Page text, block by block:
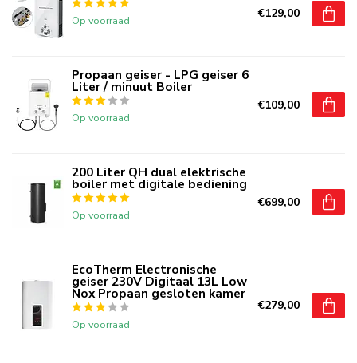
Op voorraad €129,00
Propaan geiser - LPG geiser 6
Liter / minuut Boiler
Op voorraad
€109,00
200 Liter QH dual elektrische
boiler met digitale bediening
Op voorraad
€699,00
EcoTherm Electronische
geiser 230V Digitaal 13L Low
Nox Propaan gesloten kamer
Op voorraad
€279,00